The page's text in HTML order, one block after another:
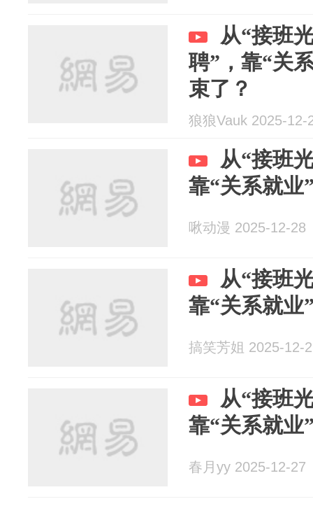
从“接班
聘”，靠“关
束了？
狼狼Vauk 2025-12-
从“接班
靠“关系就业
啾动漫 2025-12-28
从“接班
靠“关系就业
搞笑芳姐 2025-12-
从“接班
靠“关系就业
春月yy 2025-12-27